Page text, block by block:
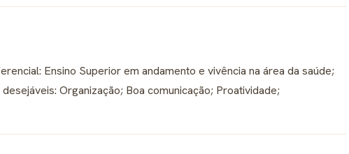
Ensino Superior em andamento e vivência na área da saúde;
Organização; Boa comunicação; Proatividade;